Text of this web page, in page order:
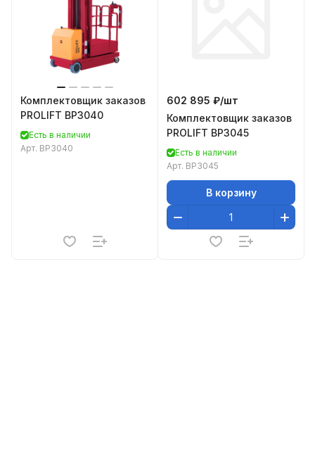
Комплектовщик заказов
PROLIFT BP3040
Есть в наличии
Арт. BP3040
602 895 ₽/шт
Комплектовщик заказов
PROLIFT BP3045
Есть в наличии
Арт. BP3045
В корзину